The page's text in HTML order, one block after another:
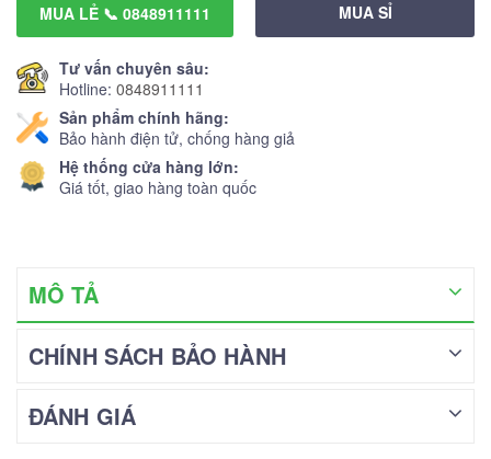
MUA LẺ 📞 0848911111 MUA SỈ
Tư vấn chuyên sâu:
Hotline: 0848911111
Sản phẩm chính hãng:
Bảo hành điện tử, chống hàng giả
Hệ thống cửa hàng lớn:
Giá tốt, giao hàng toàn quốc
MÔ TẢ
CHÍNH SÁCH BẢO HÀNH
ĐÁNH GIÁ